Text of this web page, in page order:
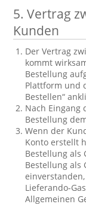
5. Vertrag
Kunden
Der Vertrag
kommt
Bestellung
Plattform und
Bestellen“
Nach Eingang
Bestellung
Wenn der
Konto erstellt
Bestellung als
Bestellung als
Lieferando-
Allgemeinen